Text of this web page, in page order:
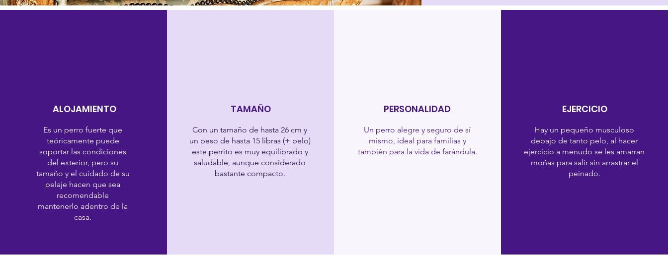
ALOJAMIENTO
Es un perro fuerte que
teóricamente puede
soportar las condiciones
del exterior, pero su
tamaño y el cuidado de su
pelaje hacen que sea
recomendable
mantenerlo adentro de la
casa.
TAMAÑO
Con un tamaño de hasta 26 cm y
un peso de hasta 15 libras (+ pelo)
este perrito es muy equilibrado y
saludable, aunque considerado
bastante compacto.
PERSONALIDAD
Un perro alegre y seguro de sí
mismo, ideal para familias y
también para la vida de farándula.
EJERCICIO
Hay un pequeño musculoso
debajo de tanto pelo, al hacer
ejercicio a menudo se les amarran
moñas para salir sin arrastrar el
peinado.